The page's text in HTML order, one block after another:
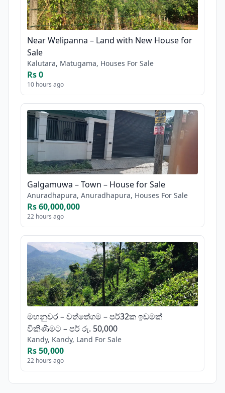
Near Welipanna – Land with New House for
Sale
Kalutara, Matugama, Houses For Sale
Rs 0
10 hours ago
Galgamuwa – Town – House for Sale
Anuradhapura, Anuradhapura, Houses For Sale
Rs 60,000,000
22 hours ago
මහනුවර – වත්තේගම – පර්32ක ඉඩමක්
විකිණීමට – පර් රු. 50,000
Kandy, Kandy, Land For Sale
Rs 50,000
22 hours ago